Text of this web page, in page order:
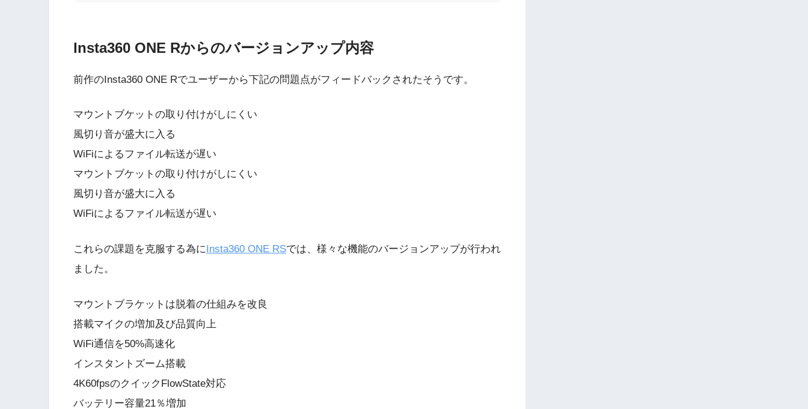
Insta360 ONE Rからのバージョンアップ内容
前作のInsta360 ONE Rでユーザーから下記の問題点がフィードバックされたそうです。
マウントブケットの取り付けがしにくい
風切り音が盛大に入る
WiFiによるファイル転送が遅い
マウントブケットの取り付けがしにくい
風切り音が盛大に入る
WiFiによるファイル転送が遅い
これらの課題を克服する為にInsta360 ONE RSでは、様々な機能のバージョンアップが行われ
ました。
マウントブラケットは脱着の仕組みを改良
搭載マイクの増加及び品質向上
WiFi通信を50%高速化
インスタントズーム搭載
4K60fpsのクイックFlowState対応
バッテリー容量21％増加